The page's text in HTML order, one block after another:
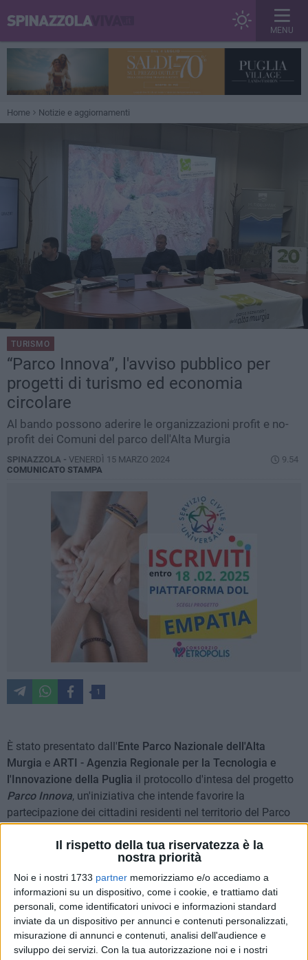
Il rispetto della tua riservatezza è la
nostra priorità
Noi e i nostri 1733 partner memorizziamo e/o accediamo a
informazioni su un dispositivo, come i cookie, e trattiamo dati
personali, come identificatori univoci e informazioni standard
inviate da un dispositivo per annunci e contenuti personalizzati,
misurazione di annunci e contenuti, analisi dell'audience e
sviluppo dei servizi. Con la tua autorizzazione noi e i nostri
MENU
Home Notizie e aggiornamenti
TURISMO
“Parco Innova”, l'avviso pubblico per
progetti di turismo ed economia
circolare
Al bando possono aderire le organizzazioni profit e no-
profit dei Comuni del parco dell'Alta Murgia
SPINAZZOLA - VENERDÌ 15 MARZO 2024
9.54
COMUNICATO STAMPA
1
È stato presentato dall'Ente Parco Nazionale dell'Alta
Murgia e ARTI - Agenzia Regionale per la Tecnologia e
l'Innovazione della Puglia il protocollo d'intesa del progetto
Parco Innova, un'iniziativa che intende favorire la
partecipazione dei cittadini residenti nel territorio del Parco
per tutelare, valorizzare e promuovere risorse naturali,
paesaggistiche, socioeconomiche e culturali dell'area,
attraverso il finanziamento di progetti innovativi ideati e
realizzati da organizzazioni (profit e no-profit) operanti nel
territorio.
Nello specifico, i due enti collaborano nella progettazione e
organizzazione dell'iniziativa con un duplice obiettivo: